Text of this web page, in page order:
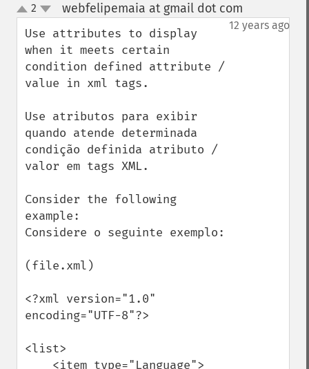
up
down
2 webfelipemaia at gmail dot com
12 years ago
Use attributes to display
when it meets certain
condition defined attribute /
value in xml tags.
Use atributos para exibir
quando atende determinada
condição definida atributo /
valor em tags XML.
Consider the following
example:
Considere o seguinte exemplo:
(file.xml)
<?xml version="1.0"
encoding="UTF-8"?>
<list>